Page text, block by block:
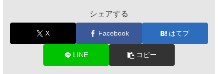
シェアする
X Facebook はてブ
LINE コピー